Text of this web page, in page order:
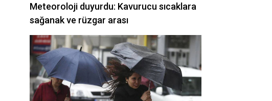
Meteoroloji duyurdu: Kavurucu sıcaklara
sağanak ve rüzgar arası